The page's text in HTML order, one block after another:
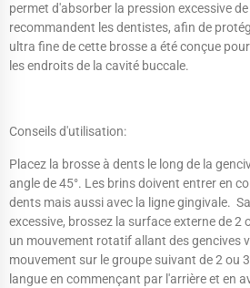
permet d'absorber la pression excessive
recommandent les dentistes, afin de
ultra fine de cette brosse a été conçue
les endroits de la cavité buccale.
Conseils d'utilisation:
Placez la brosse à dents le long de la
angle de 45°. Les brins doivent entrer en
dents mais aussi avec la ligne gingivale.
excessive, brossez la surface externe de 2
un mouvement rotatif allant des gencives
mouvement sur le groupe suivant de 2 ou
langue en commençant par l'arrière et en